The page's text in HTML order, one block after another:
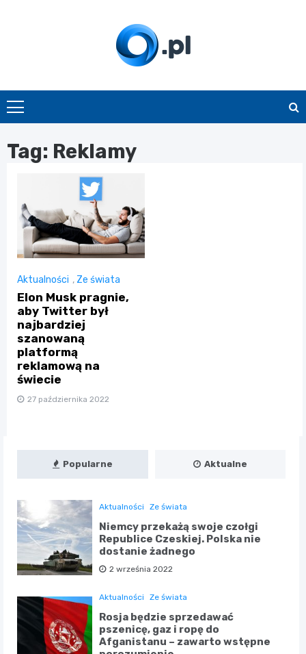
O.pl
Tag: Reklamy
Aktualności , Ze świata
Elon Musk pragnie,
aby Twitter był
najbardziej
szanowaną
platformą
reklamową na
świecie
27 października 2022
Popularne Aktualne
Aktualności Ze świata
Niemcy przekażą swoje czołgi
Republice Czeskiej. Polska nie
dostanie żadnego
2 września 2022
Aktualności Ze świata
Rosja będzie sprzedawać
pszenicę, gaz i ropę do
Afganistanu – zawarto wstępne